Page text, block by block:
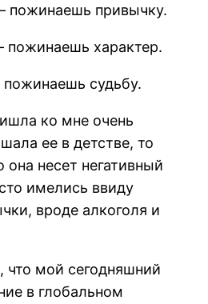
пожинаешь привычку.
пожинаешь характер.
судьбу.
ко мне очень
ее в детстве, то
она несет негативный
имелись ввиду
вроде алкоголя и
мой сегодняшний
в глобальном